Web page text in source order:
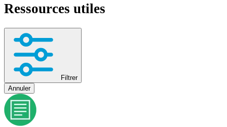
Ressources utiles
Filtrer
Annuler